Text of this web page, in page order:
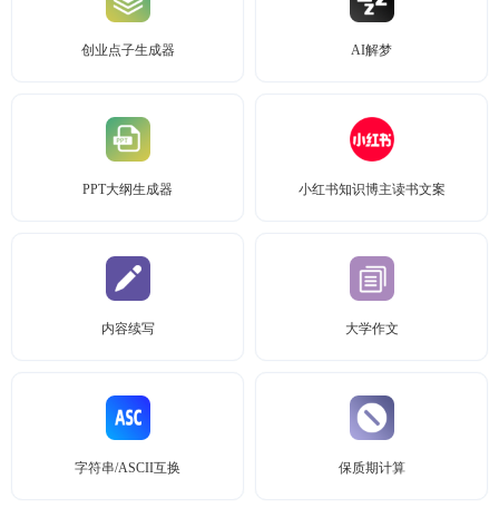
创业点子生成器 AI解梦
PPT大纲生成器 小红书知识博主读书文案
内容续写 大学作文
字符串/ASCII互换 保质期计算